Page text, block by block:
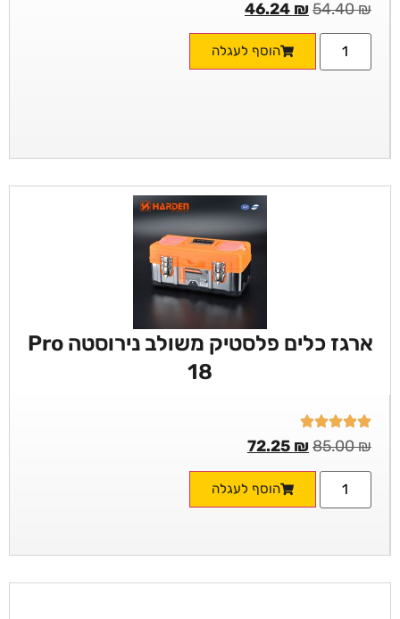
54.40₪
46.24 ₪
הוסף לעגלה
ארגז כלים פלסטיק משולב נירוסטה Pro
18
85.00₪
72.25 ₪
הוסף לעגלה